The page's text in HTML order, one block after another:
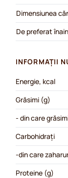
Dimensiunea
De preferat
INFORMAȚII
Energie, kcal
Grăsimi (g)
- din care
Carbohidrați
-din care
Proteine (g)